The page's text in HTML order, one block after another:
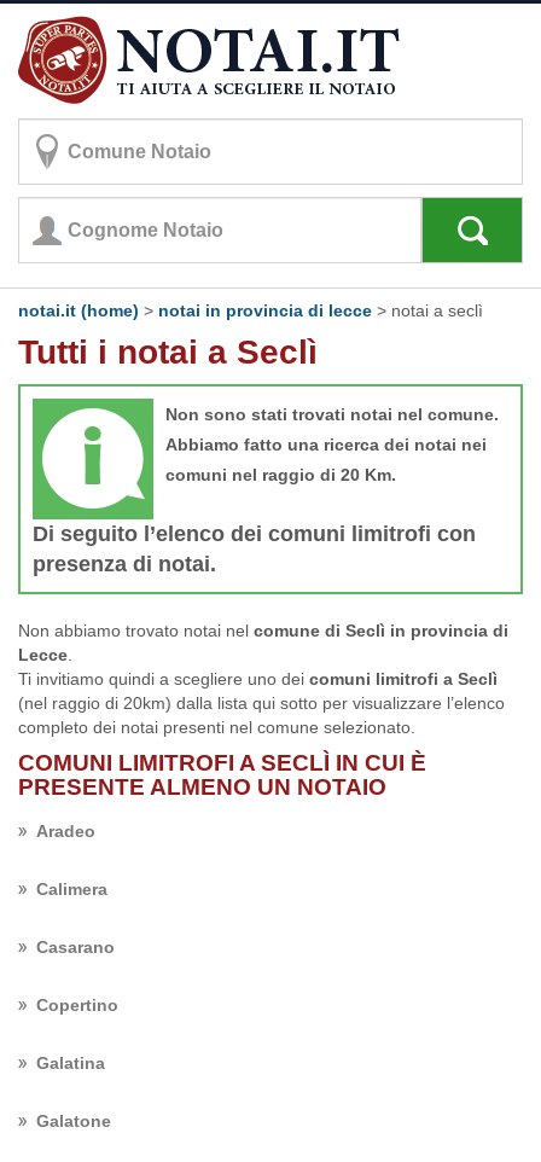
notai.it (home) > notai in provincia di lecce > notai a seclì
Tutti i notai a Seclì
Non sono stati trovati notai nel comune.
Abbiamo fatto una ricerca dei notai nei
comuni nel raggio di 20 Km.
Di seguito l’elenco dei comuni limitrofi con
presenza di notai.
Non abbiamo trovato notai nel comune di Seclì in provincia di
Lecce
Ti invitiamo quindi a scegliere uno dei comuni limitrofi a Seclì
(nel raggio di 20km) dalla lista qui sotto per visualizzare l’elenco
completo dei notai presenti nel comune selezionato.
COMUNI LIMITROFI A SECLÌ IN CUI È
PRESENTE ALMENO UN NOTAIO
Aradeo
Calimera
Casarano
Copertino
Galatina
Galatone